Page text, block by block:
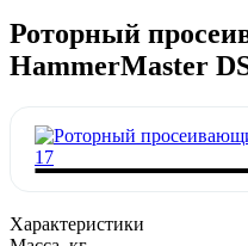
Роторный
HammerMaster
Характеристики